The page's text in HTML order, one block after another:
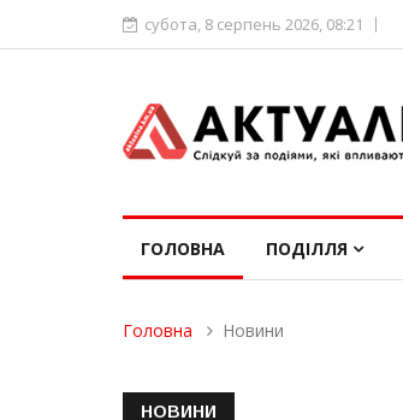
субота, 8 серпень 2026, 08:21
ГОЛОВНА ПОДІЛЛЯ
Головна Новини
НОВИНИ